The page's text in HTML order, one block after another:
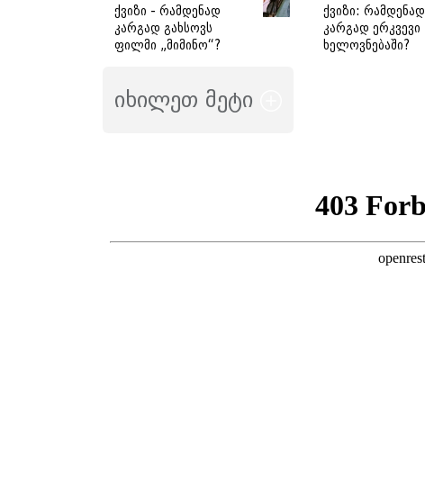
ქვიზი - რამდენად
კარგად გახსოვს
ფილმი „მიმინო“?
ქვიზი: რამდენად
კარგად ერკვევი
ხელოვნებაში?
იხილეთ მეტი